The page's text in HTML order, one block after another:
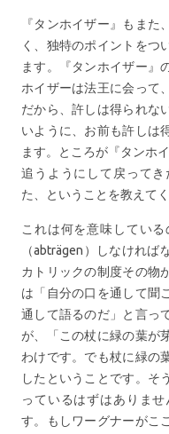
『タンホイザー』もま
く、独特のポイントをつ
ます。『タンホイザー』
ホイザーは法王に会って
だから、許しは得られな
いように、お前も許しは
ます。ところが『タンホ
追うようにして戻って
た、ということを教えて
これは何を意味してい
（abträgen）しなければ
カトリックの制度その物
は「自分の口を通して聞
通して語るのだ」と言っ
が、「この杖に緑の葉が
わけです。でも杖に緑の
したということです。そ
っているはずはありま
す。もしワーグナーがこ